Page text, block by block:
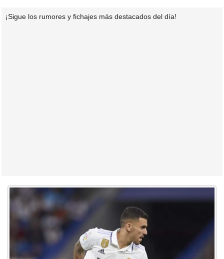
¡Sigue los rumores y fichajes más destacados del día!